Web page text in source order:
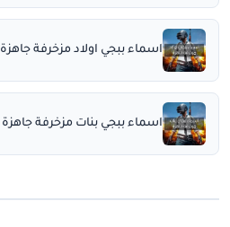
اسماء ببجي اولاد مزخرفة جاهزة
اسماء ببجي بنات مزخرفة جاهزة